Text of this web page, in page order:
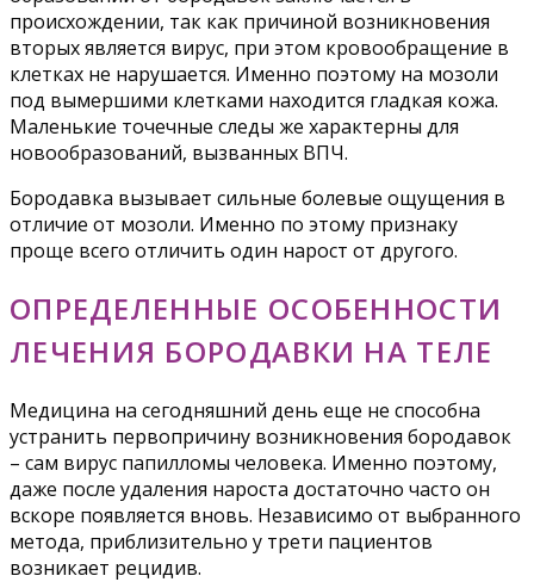
происхождении, так как причиной возникновения
вторых является вирус, при этом кровообращение в
клетках не нарушается. Именно поэтому на мозоли
под вымершими клетками находится гладкая кожа.
Маленькие точечные следы же характерны для
новообразований, вызванных ВПЧ.
Бородавка вызывает сильные болевые ощущения в
отличие от мозоли. Именно по этому признаку
проще всего отличить один нарост от другого.
ОПРЕДЕЛЕННЫЕ ОСОБЕННОСТИ
ЛЕЧЕНИЯ БОРОДАВКИ НА ТЕЛЕ
Медицина на сегодняшний день еще не способна
устранить первопричину возникновения бородавок
– сам вирус папилломы человека. Именно поэтому,
даже после удаления нароста достаточно часто он
вскоре появляется вновь. Независимо от выбранного
метода, приблизительно у трети пациентов
возникает рецидив.